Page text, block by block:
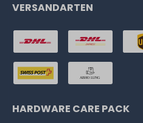
VERSANDARTEN
HARDWARE CARE PACK